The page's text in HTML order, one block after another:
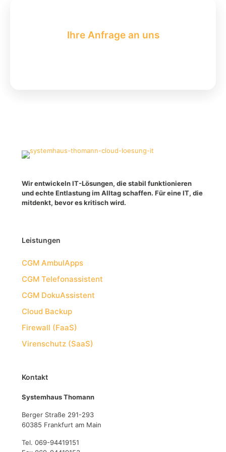
Ihre Anfrage an uns
Wir entwickeln IT-Lösungen, die stabil funktionieren
und echte Entlastung im Alltag schaffen. Für eine IT, die
mitdenkt, bevor es kritisch wird.
Leistungen
CGM AmbulApps
CGM Telefonassistent
CGM DokuAssistent
Cloud Backup
Firewall (FaaS)
Virenschutz (SaaS)
Kontakt
Systemhaus Thomann
Berger Straße 291-293
60385 Frankfurt am Main
Tel. 069-94419151